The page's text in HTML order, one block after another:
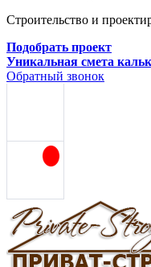
Строительство и
Подобрать проект
Уникальная смета
Обратный звонок